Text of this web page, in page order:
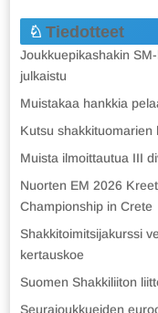
Tiedotteet
Joukkuepikashakin
julkaistu
Muistakaa hankkia
Kutsu shakkituomarien
Muista ilmoittautua III
Nuorten EM 2026
Championship in Crete
Shakkitoimitsijakurssi
kertauskoe
Suomen Shakkiliiton
Seurajoukkueiden